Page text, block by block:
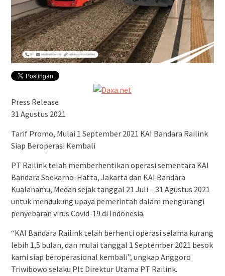
Press Release
31 Agustus 2021
Tarif Promo, Mulai 1 September 2021 KAI Bandara Railink
Siap Beroperasi Kembali
PT Railink telah memberhentikan operasi sementara KAI
Bandara Soekarno-Hatta, Jakarta dan KAI Bandara
Kualanamu, Medan sejak tanggal 21 Juli – 31 Agustus 2021
untuk mendukung upaya pemerintah dalam mengurangi
penyebaran virus Covid-19 di Indonesia.
“KAI Bandara Railink telah berhenti operasi selama kurang
lebih 1,5 bulan, dan mulai tanggal 1 September 2021 besok
kami siap beroperasional kembali”, ungkap Anggoro
Triwibowo selaku Plt Direktur Utama PT Railink.